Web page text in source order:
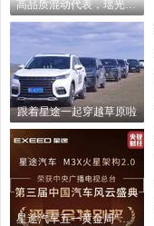
高品质混动代表，瑶光C-DM济南站上市，售15.98万元起
跟着星途一起穿越草原啦
星途汽车五一黄金周“三新齐发” 百城联动百场车展盛大开启